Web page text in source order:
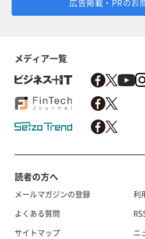
広告掲載・PRのお
メディア一覧
読者の方へ
メールマガジンの登録
よくある質問
サイトマップ
利
ニ